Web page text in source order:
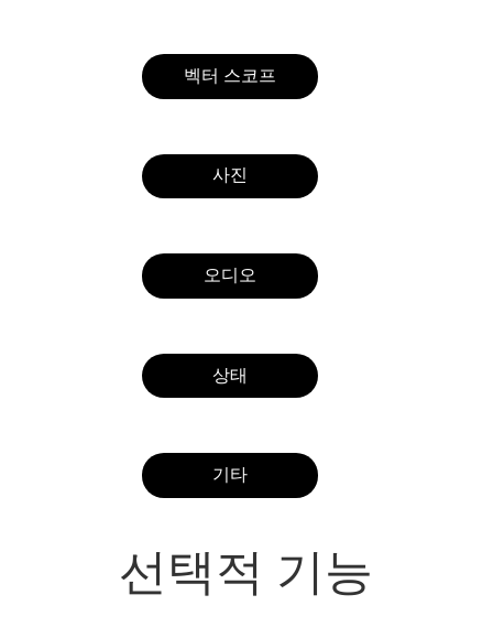
벡터 스코프
사진
오디오
상태
기타
선택적 기능